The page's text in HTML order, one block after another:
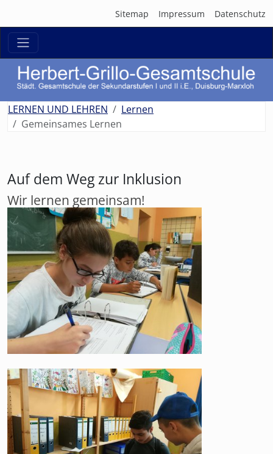
Sitemap Impressum Datenschutz
zurück
LERNEN UND LEHREN
Lernen
Gemeinsames Lernen
Auf dem Weg zur Inklusion
Wir lernen gemeinsam!